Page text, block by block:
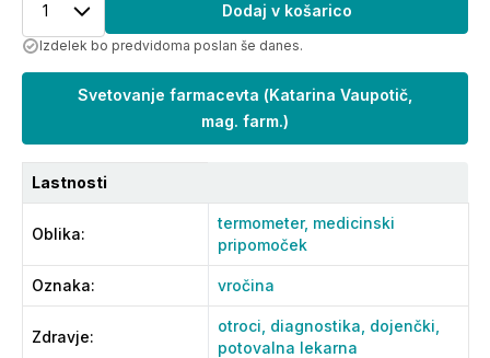
1 Dodaj v košarico
Izdelek bo predvidoma poslan še danes.
Svetovanje farmacevta (Katarina Vaupotič,
mag. farm.)
Lastnosti
Oblika:
termometer, medicinski
pripomoček
Oznaka: vročina
Zdravje:
otroci, diagnostika, dojenčki,
potovalna lekarna